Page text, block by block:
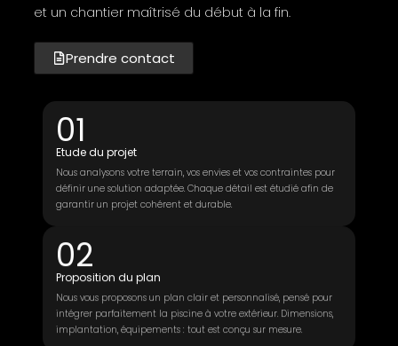
et un chantier maîtrisé du début à la fin.
Prendre contact
01
Etude du projet
Nous analysons votre terrain, vos envies et vos contraintes pour
définir une solution adaptée. Chaque détail est étudié afin de
garantir un projet cohérent et durable.
02
Proposition du plan
Nous vous proposons un plan clair et personnalisé, pensé pour
intégrer parfaitement la piscine à votre extérieur. Dimensions,
implantation, équipements : tout est conçu sur mesure.